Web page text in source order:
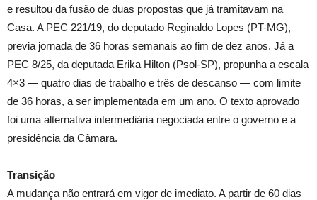
e resultou da fusão de duas propostas que já tramitavam na
Casa. A PEC 221/19, do deputado Reginaldo Lopes (PT-MG),
previa jornada de 36 horas semanais ao fim de dez anos. Já a
PEC 8/25, da deputada Erika Hilton (Psol-SP), propunha a escala
4×3 — quatro dias de trabalho e três de descanso — com limite
de 36 horas, a ser implementada em um ano. O texto aprovado
foi uma alternativa intermediária negociada entre o governo e a
presidência da Câmara.
Transição
A mudança não entrará em vigor de imediato. A partir de 60 dias